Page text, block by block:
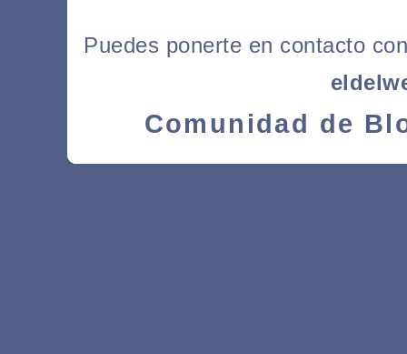
Puedes ponerte en contacto
Comunidad de